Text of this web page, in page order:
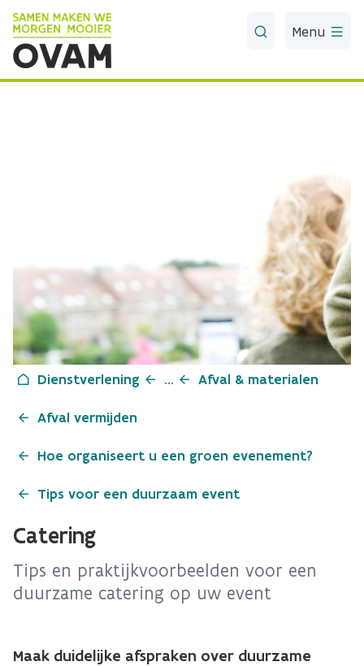
Skip to Main Content
Menu
Dienstverlening ... Afval & materialen
Afval vermijden
Hoe organiseert u een groen evenement?
Tips voor een duurzaam event
Catering
Tips en praktijkvoorbeelden voor een
duurzame catering op uw event
Maak duidelijke afspraken over duurzame